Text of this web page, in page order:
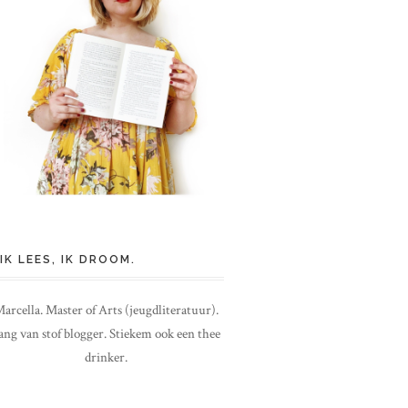
IK LEES, IK DROOM.
Master of Arts (jeugdliteratuur).
van stof blogger. Stiekem ook een thee
drinker.